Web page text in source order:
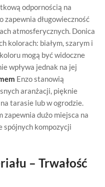
odpornością na
zapewnia długowieczność
atmosferycznych. Donica
kolorach: białym, szarym i
mogą być widoczne
wpływa jednak na jej
Enzo stanowią
aranżacji, pięknie
tarasie lub w ogrodzie.
dużo miejsca na
spójnych kompozycji
– Trwałość